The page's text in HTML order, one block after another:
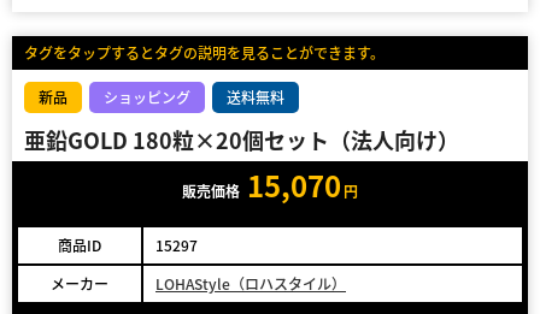
タグをタップするとタグの説明を見ることができます。
新品 ショッピング 送料無料
亜鉛GOLD 180粒×20個セット（法人向け）
販売価格 15,070 円
商品ID
15297
メーカー
LOHAStyle（ロハスタイル）